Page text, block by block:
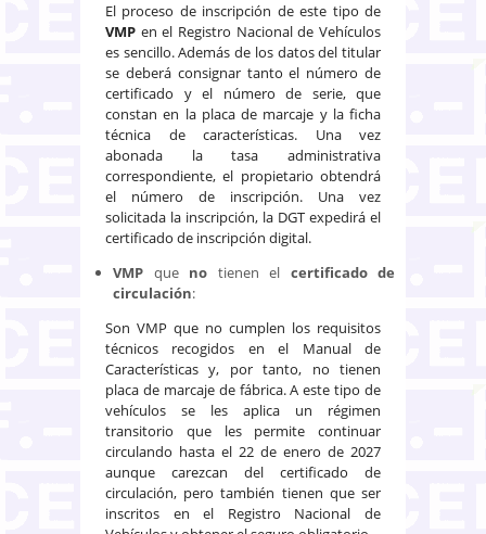
El proceso de inscripción de este tipo de
VMP en el Registro Nacional de Vehículos
es sencillo. Además de los datos del titular
se deberá consignar tanto el número de
certificado y el número de serie, que
constan en la placa de marcaje y la ficha
técnica de características. Una vez
abonada la tasa administrativa
correspondiente, el propietario obtendrá
el número de inscripción. Una vez
solicitada la inscripción, la DGT expedirá el
certificado de inscripción digital.
VMP que no tienen el certificado de
circulación:
Son VMP que no cumplen los requisitos
técnicos recogidos en el Manual de
Características y, por tanto, no tienen
placa de marcaje de fábrica. A este tipo de
vehículos se les aplica un régimen
transitorio que les permite continuar
circulando hasta el 22 de enero de 2027
aunque carezcan del certificado de
circulación, pero también tienen que ser
inscritos en el Registro Nacional de